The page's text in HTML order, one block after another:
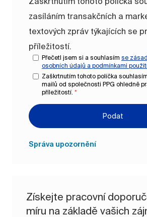
zasíláním transakčních a
textových zpráv týkajících se
příležitostí.
Přečetl jsem si a souhlasím se
osobních údajů a podmínkami
Zaškrtnutím tohoto políčka
mailů od společnosti PPG ohledně
příležitostí. *
Podat
Správa upozornění
Získejte pracovní
míru na základě vašich